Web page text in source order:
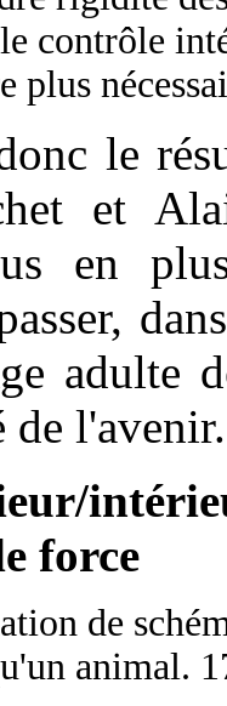
contrôle
plus
le
et
en
adulte
de l'avenir.
force
de
animal.